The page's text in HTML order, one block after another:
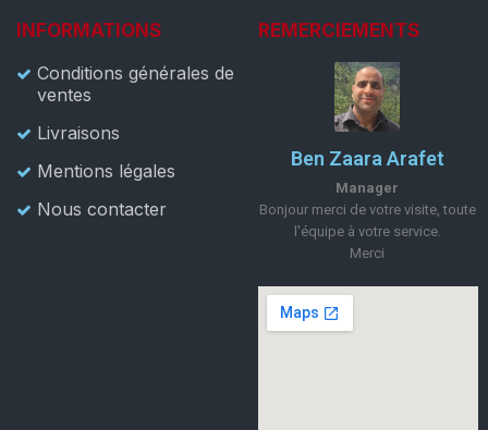
INFORMATIONS
Conditions générales de
ventes
Livraisons
Mentions légales
Nous contacter
REMERCIEMENTS
Ben Zaara Arafet
Manager
Bonjour merci de votre visite, toute
l'équipe à votre service.
Merci